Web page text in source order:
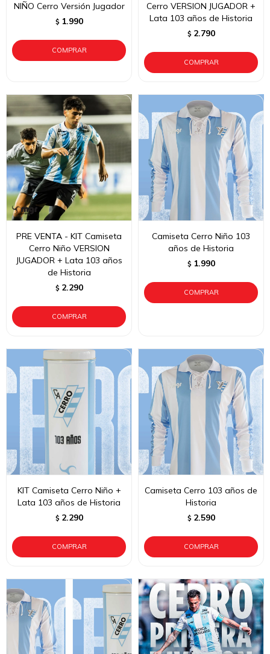
NIÑO Cerro Versión Jugador
$ 1.990
Cerro VERSION JUGADOR +
Lata 103 años de Historia
$ 2.790
PRE VENTA - KIT Camiseta
Cerro Niño VERSION
JUGADOR + Lata 103 años
de Historia
$ 2.290
Camiseta Cerro Niño 103
años de Historia
$ 1.990
KIT Camiseta Cerro Niño +
Lata 103 años de Historia
$ 2.290
Camiseta Cerro 103 años de
Historia
$ 2.590